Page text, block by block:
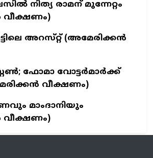
നിത്യ രാമന് മുന്നേറ്റം
വീക്ഷണം)
അറസ്‌റ്റ് (അമേരിക്കൻ
ഫോമാ വോട്ടർമാർക്ക്
വീക്ഷണം)
മാംദാനിയും
വീക്ഷണം)